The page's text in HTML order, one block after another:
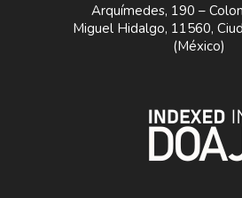
Arquímedes, 190 –
Miguel Hidalgo, 11560,
(México)